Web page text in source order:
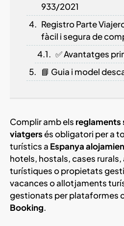
933/2021
Registro Parte
fàcil i segura de
✅ Avantatges
📘 Guia i model
Complir amb els reglaments
viatgersés obligatori per a
turístics a Espanya
hotels, hostals, cases
turístiques o propietats
vacances o allotjaments
gestionats per plataformes
Booking.